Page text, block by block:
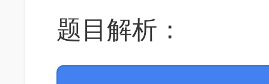
题目解析：